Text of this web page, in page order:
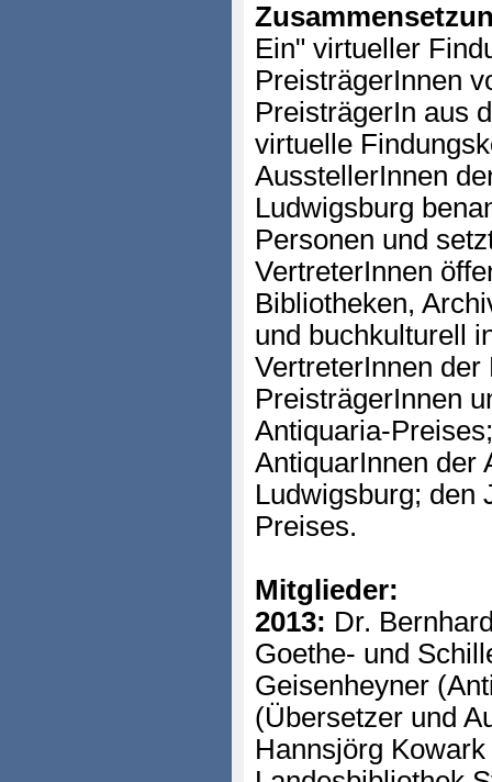
Ein" virtueller
PreisträgerInnen
PreisträgerIn aus
virtuelle
AusstellerInnen
Ludwigsburg
Personen und
VertreterInnen
Bibliotheken,
und buchkulturell
VertreterInnen
PreisträgerInnen
Antiquaria-
AntiquarInnen der
Ludwigsburg; den
Preises.
Mitglieder:
2013: Dr.
Goethe- und
Geisenheyner
(Übersetzer und
Hannsjörg